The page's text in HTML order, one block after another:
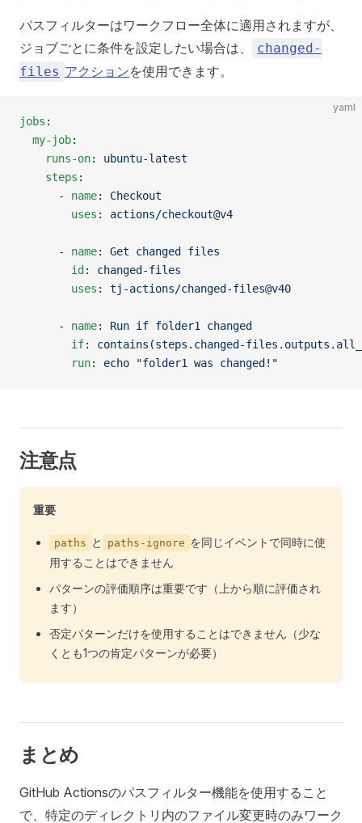
パスフィルターはワークフロー全体に適用されますが、
ジョブごとに条件を設定したい場合は、
changed-
files アクションを使用できます。
yaml
jobs :
  my-job
:
    runs-on
: ubuntu-latest
    steps
:
      -
name: Checkout
        uses
: actions/checkout@v4
      -
name: Get changed files
        id
: changed-files
        uses
: tj-actions/changed-files@v40
      -
name: Run if folder1 changed
        if
: contains(steps.changed-
        run
: echo "folder1 was changed!"
注意点
重要
paths と paths-ignore を同じイベントで同時に使
用することはできません
パターンの評価順序は重要です（上から順に評価され
ます）
否定パターンだけを使用することはできません（少な
くとも1つの肯定パターンが必要）
まとめ
GitHub Actionsのパスフィルター機能を使用すること
で、特定のディレクトリ内のファイル変更時のみワーク